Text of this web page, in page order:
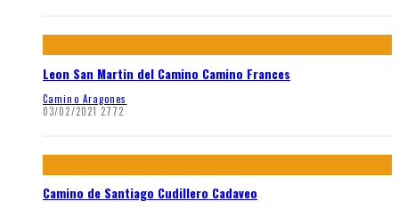
Leon San Martin del Camino Camino Frances
Camino Aragones
03/02/2021 2772
Camino de Santiago Cudillero Cadaveo